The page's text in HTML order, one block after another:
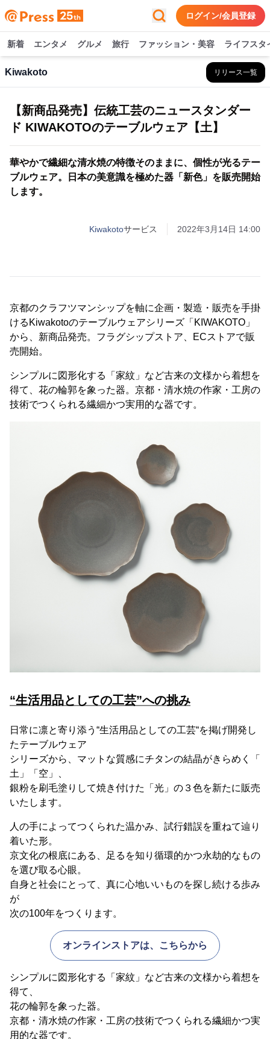
ログイン/会員登録
新着 エンタメ グルメ 旅行 ファッション・美容 ライフスタ
Kiwakoto リリース一覧
【新商品発売】伝統工芸のニュースタンダー
ド KIWAKOTOのテーブルウェア【土】
華やかで繊細な清水焼の特徴そのままに、個性が光るテー
ブルウェア。日本の美意識を極めた器「新色」を販売開始
します。
Kiwakotoサービス 2022年3月14日 14:00
京都のクラフツマンシップを軸に企画・製造・販売を手掛
けるKiwakotoのテーブルウェアシリーズ「KIWAKOTO」
から、新商品発売。フラグシップストア、ECストアで販
売開始。
シンプルに図形化する「家紋」など古来の文様から着想を
得て、花の輪郭を象った器。京都・清水焼の作家・工房の
技術でつくられる繊細かつ実用的な器です。
“生活用品としての工芸”への挑み
日常に凛と寄り添う“生活用品としての工芸“を掲げ開発し
たテーブルウェア
シリーズから、マットな質感にチタンの結晶がきらめく「
土」「空」、
銀粉を刷毛塗りして焼き付けた「光」の３色を新たに販売
いたします。
人の手によってつくられた温かみ、試行錯誤を重ねて辿り
着いた形。
京文化の根底にある、足るを知り循環的かつ永劫的なもの
を選び取る心眼。
自身と社会にとって、真に心地いいものを探し続ける歩み
が
次の100年をつくります。
オンラインストアは、こちらから
シンプルに図形化する「家紋」など古来の文様から着想を
得て、
花の輪郭を象った器。
京都・清水焼の作家・工房の技術でつくられる繊細かつ実
用的な器です。